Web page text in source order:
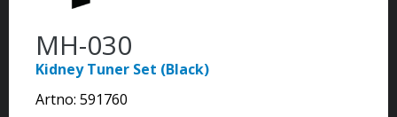
MH-030
Kidney Tuner Set (Black)
Artno: 591760